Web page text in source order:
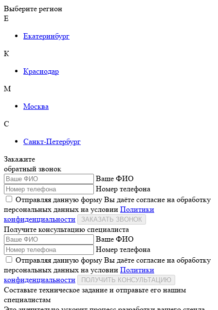
Выберите регион
Е
Екатеринбург
К
Краснодар
М
Москва
С
Санкт-Петербург
Закажите
обратный звонок
Ваше ФИО
Номер телефона
Отправляя данную форму Вы даёте согласие на обработку
персональных данных на условии Политики
конфиденциальности
ЗАКАЗАТЬ ЗВОНОК
Получите консультацию специалиста
Ваше ФИО
Номер телефона
Отправляя данную форму Вы даёте согласие на обработку
персональных данных на условии Политики
конфиденциальности
ПОЛУЧИТЬ КОНСУЛЬТАЦИЮ
Составьте техническое задание и отправьте его нашим
специалистам